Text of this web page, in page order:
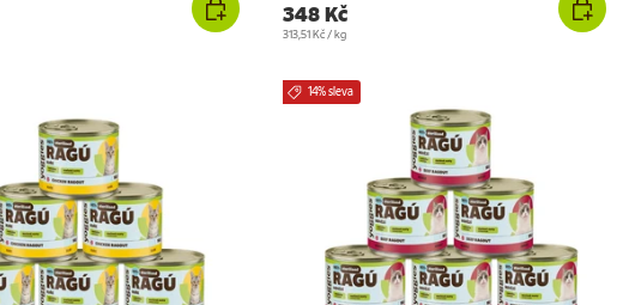
348 Kč
Cena za jednotku
313,51 Kč/ kg
14% sleva